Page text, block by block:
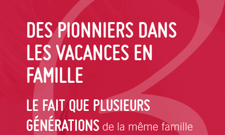
DES PIONNIERS DANS
LES VACANCES EN
FAMILLE
LE FAIT QUE PLUSIEURS
GÉNÉRATIONS de la même famille